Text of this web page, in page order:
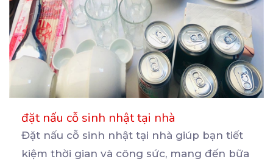
đặt nấu cỗ sinh nhật tại nhà
Đặt nấu cỗ sinh nhật tại nhà giúp bạn tiết
kiệm thời gian và công sức, mang đến bữa